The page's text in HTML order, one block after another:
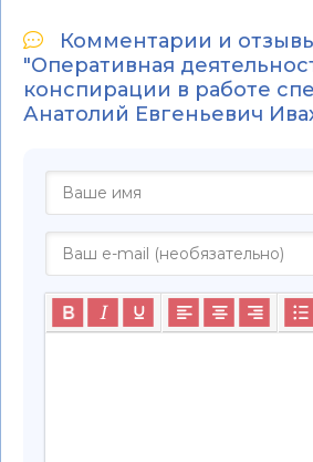
Комментарии и
"Оперативная
конспирации в работе
Анатолий Евгеньевич